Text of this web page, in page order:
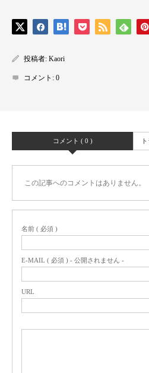
投稿者: Kaori
コメント: 0
コメント ( 0 )
この記事へのコメントはありません。
名前 ( 必須 )
E-MAIL ( 必須 ) - 公開されません -
URL